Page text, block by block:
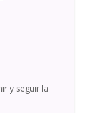
y seguir la